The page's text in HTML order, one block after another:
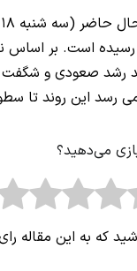
رشد صعودی و شگفت
رسد این روند تا
می‌دهید؟
که به این مقاله